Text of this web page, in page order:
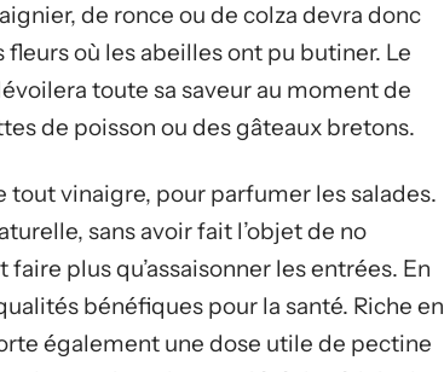
de ronce ou de colza devra donc
où les abeilles ont pu butiner. Le
toute sa saveur au moment de
de poisson ou des gâteaux bretons.
tout vinaigre, pour parfumer les salades.
sans avoir fait l’objet de no
plus qu’assaisonner les entrées. En
bénéfiques pour la santé. Riche en
également une dose utile de pectine